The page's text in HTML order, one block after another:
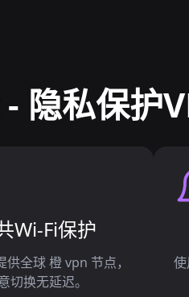
隐私保护
Wi-Fi保护
全球 橙 vpn 节点，
切换无延迟。